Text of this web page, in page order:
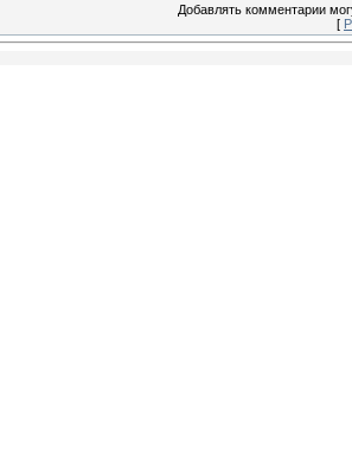
Добавлять комментарии
[